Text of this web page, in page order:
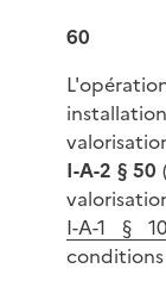
60
I-A-2 § 50
I-A-1 §